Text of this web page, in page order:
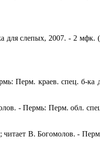
для слепых, 2007. - 2 мфк.
Перм. краев. спец. б-ка
- Пермь: Перм. обл.
В. Богомолов. -